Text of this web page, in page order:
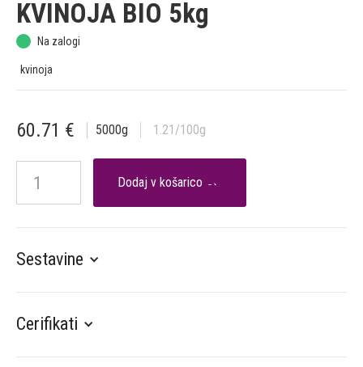
KVINOJA BIO 5kg
Na zalogi
kvinoja
60.71 € 5000g 1.21 /100g

Sestavine
Cerifikati